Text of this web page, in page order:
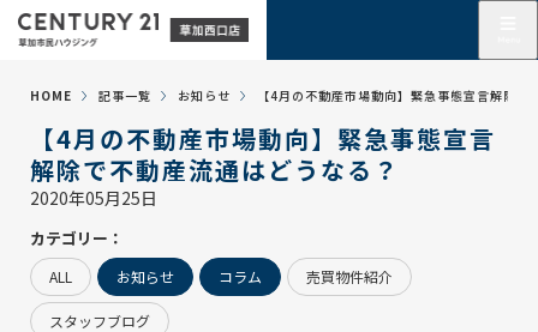
HOME 記事一覧 お知らせ 【4月の不動産市場動向】緊急事態宣言解除
【4月の不動産市場動向】緊急事態宣言
解除で不動産流通はどうなる？
2020年05月25日
カテゴリー：
ALL お知らせ コラム 売買物件紹介
スタッフブログ